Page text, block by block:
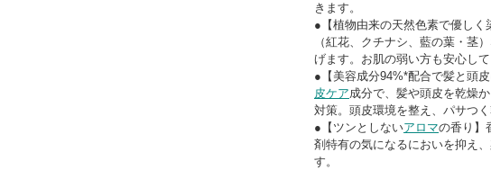
きます。
●【植物由来の天然色素で優し
（紅花、クチナシ、藍の葉・茎
げます。お肌の弱い方も安心して
●【美容成分94%*配合で髪と頭
皮ケア成分で、髪や頭皮を乾燥か
対策。頭皮環境を整え、パサつ
●【ツンとしないアロマの香り】
剤特有の気になるにおいを抑え
す。